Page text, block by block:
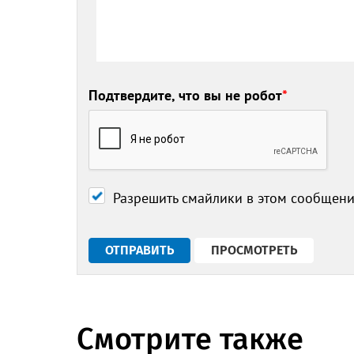
Подтвердите, что вы не робот*
Разрешить смайлики в этом
Смотрите также